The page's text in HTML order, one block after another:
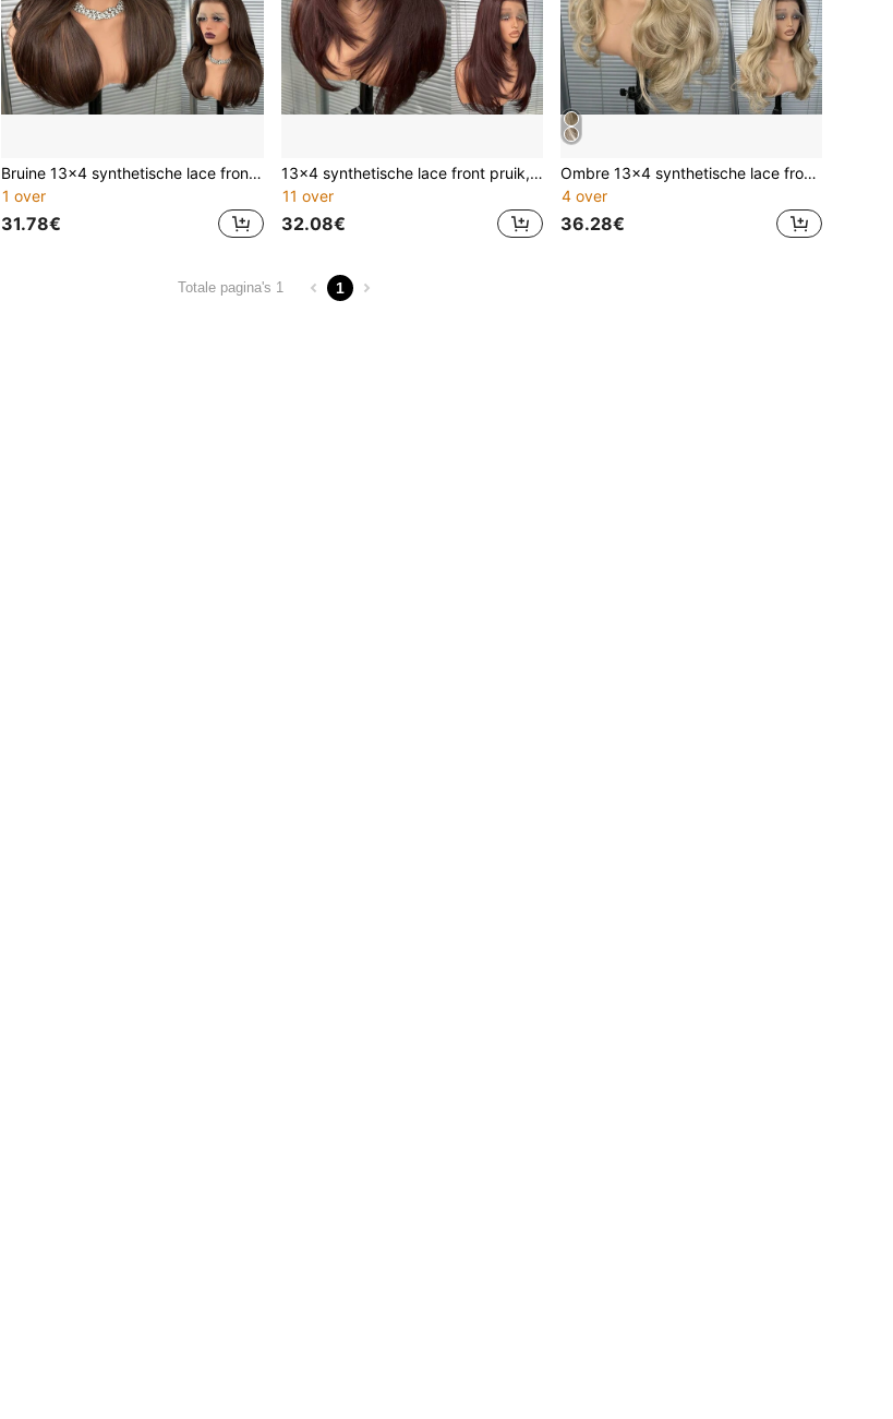
Bruine 13x4 synthetische lace front pruik voor dames, 18 inch medium lang golvend krullend haar, gordijnpony, lijmloze hittebestendige synthetische Kanekalon haren, middenscheiding, 150% dichtheid, natuurlijke haarlijn, modieuze feest- en vakantiepruik voor dames en meisjes
1 over
31.78€
13x4 synthetische lace front pruik, 20 inch lang, golvend en krullend, geen lijm nodig, gemaakt van Kanekalon-vezel, hittebestendig, vrije scheiding, 150% dichtheid, hoge definitie transparant, gemakkelijk te dragen, hittebestendige vezel, geschikt voor dagelijks gebruik, feestjes, vakanties en andere gelegenheden.
11 over
32.08€
Ombre 13x4 synthetische lace front pruiken voor dames 22 inch lang golvend body wave lijmloze hittebestendige synthetische haarpruiken vrije scheiding 150% dichtheid voor dagelijks gebruik natuurlijk ogende zachte synthetische pruiken eenvoudig te installeren en af te nemen voor beginners
4 over
36.28€
Totale pagina's 1 1